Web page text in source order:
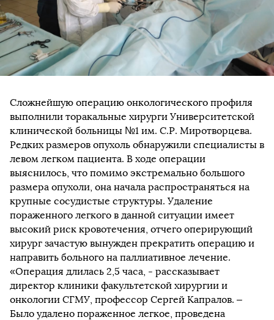
Сложнейшую операцию онкологического профиля
выполнили торакальные хирурги Университетской
клинической больницы №1 им. С.Р. Миротворцева.
Редких размеров опухоль обнаружили специалисты в
левом легком пациента. В ходе операции
выяснилось, что помимо экстремально большого
размера опухоли, она начала распространяться на
крупные сосудистые структуры. Удаление
пораженного легкого в данной ситуации имеет
высокий риск кровотечения, отчего оперирующий
хирург зачастую вынужден прекратить операцию и
направить больного на паллиативное лечение.
«Операция длилась 2,5 часа, - рассказывает
директор клиники факультетской хирургии и
онкологии СГМУ, профессор Сергей Капралов. –
Было удалено пораженное легкое, проведена